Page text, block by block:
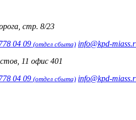
стр. 8/23
04 09 (отдел сбыта) info@kpd-
11 офис 401
04 09 (отдел сбыта) info@kpd-